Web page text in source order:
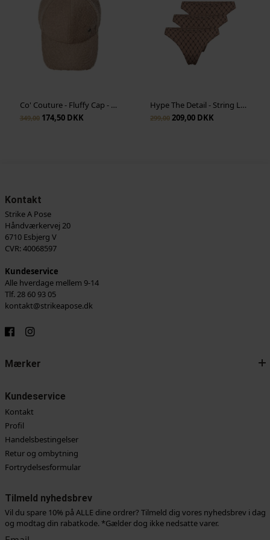
Co' Couture - Fluffy Cap - Walnut
349,00174,50 DKK
Hype The Detail - String Logo 3-pk - Nude
299,00 209,00 DKK
Kontakt
Strike A Pose
Håndværkervej 20
6710 Esbjerg V
CVR: 40068597
Kundeservice
Alle hverdage mellem 9-14
Tlf. 28 60 93 05
kontakt@strikeapose.dk
Mærker
Kundeservice
Kontakt
Profil
Handelsbestingelser
Retur og ombytning
Fortrydelsesformular
Tilmeld nyhedsbrev
Vil du spare 10% på ALLE dine ordrer? Tilmeld dig vores nyhedsbrev i dag
og modtag din rabatkode. *Gælder dog ikke nedsatte varer.